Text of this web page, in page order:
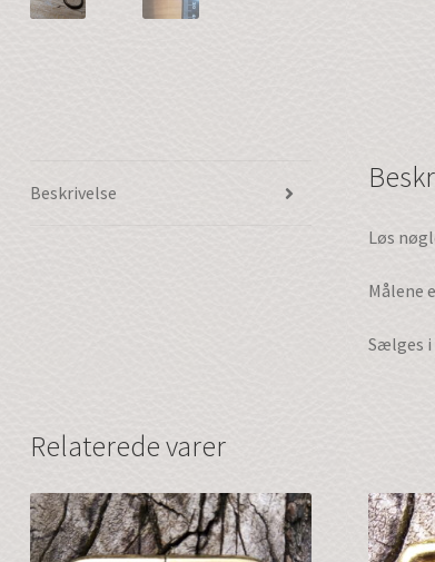
Beskrivelse
Løs
Målene
Sælges i
Relaterede varer